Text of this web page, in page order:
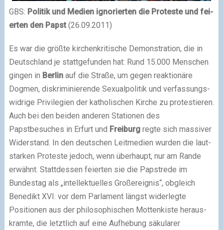
GBS: Politik und Medien igno­rier­ten die Proteste und fei­
er­ten den Papst (26.09.2011)
Es war die größte kir­chen­kri­ti­sche Demonstration, die in
Deutschland je statt­ge­fun­den hat: Rund 15.000 Menschen
gin­gen in Berlinauf die Straße, um gegen reak­tio­näre
Dogmen, dis­kri­mi­nie­rende Sexualpolitik und ver­fas­sungs­
wid­rige Privilegien der katho­li­schen Kirche zu pro­tes­tie­ren.
Auch bei den bei­den ande­ren Stationen des
Papstbesuches in Erfurt und Freiburgregte sich mas­si­ver
Widerstand. In den deut­schen Leitmedien wur­den die laut­
star­ken Proteste jedoch, wenn über­haupt, nur am Rande
erwähnt. Stattdessen fei­er­ten sie die Papstrede im
Bundestag als „intel­lek­tu­el­les Großereignis“, obgleich
Benedikt XVI. vor dem Parlament längst wider­legte
Positionen aus der phi­lo­so­phi­schen Mottenkiste her­aus­
kramte, die letzt­lich auf eine Aufhebung säku­la­rer